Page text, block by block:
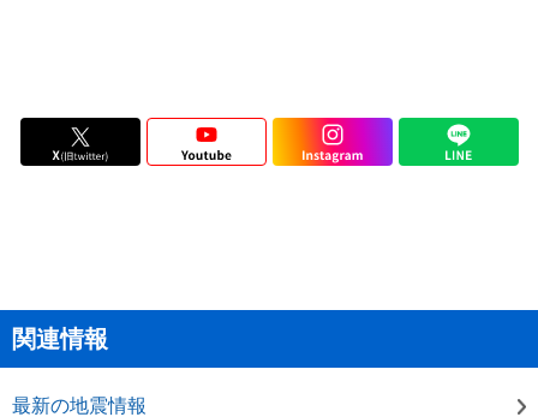
関連情報
最新の地震情報